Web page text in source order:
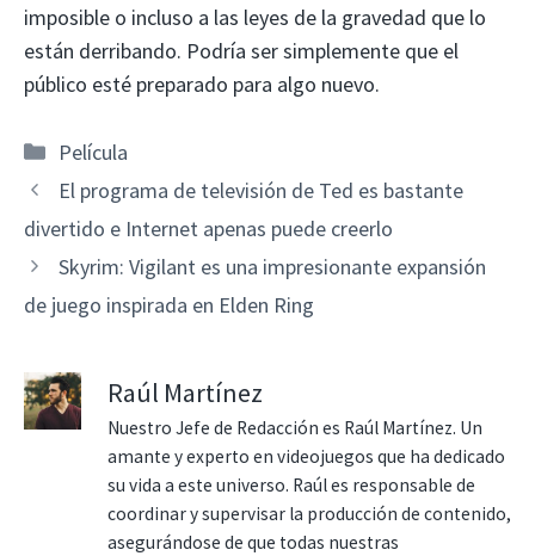
imposible o incluso a las leyes de la gravedad que lo
están derribando. Podría ser simplemente que el
público esté preparado para algo nuevo.
Categorías
Película
El programa de televisión de Ted es bastante
divertido e Internet apenas puede creerlo
Skyrim: Vigilant es una impresionante expansión
de juego inspirada en Elden Ring
Raúl Martínez
Nuestro Jefe de Redacción es Raúl Martínez. Un
amante y experto en videojuegos que ha dedicado
su vida a este universo. Raúl es responsable de
coordinar y supervisar la producción de contenido,
asegurándose de que todas nuestras